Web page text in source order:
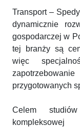
Transport –
dynamicznie
gospodarczej w
tej branży są
więc
przygotowanych
Celem